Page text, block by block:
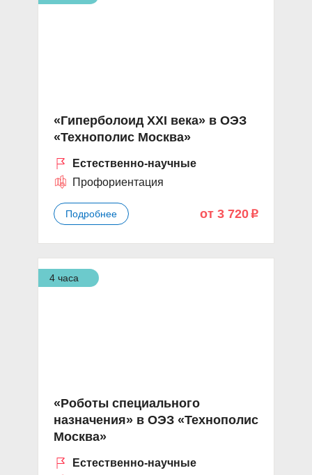
«Гиперболоид XXI века» в ОЭЗ
«Технополис Москва»
Естественно-научные
Профориентация
Подробнее от 3 720 p
4 часа
«Роботы специального
назначения» в ОЭЗ «Технополис
Москва»
Естественно-научные